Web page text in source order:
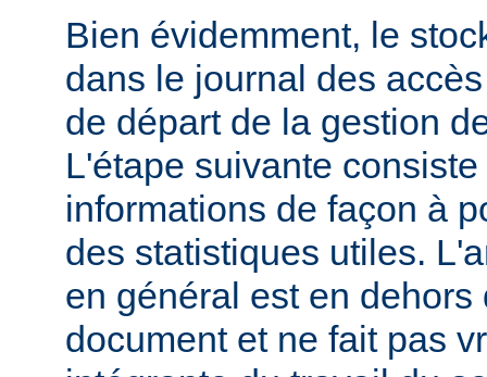
Bien évidemment, le
dans le journal des
de départ de la gestion
L'étape suivante
informations de façon à
des statistiques utiles.
en général est en dehors
document et ne fait pas